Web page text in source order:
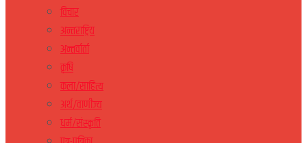
विचार
अन्तराष्ट्रिय
अन्तर्वार्ता
कृषि
कला/साहित्य
अर्थ/वाणीज्य
धर्म/संस्कृति